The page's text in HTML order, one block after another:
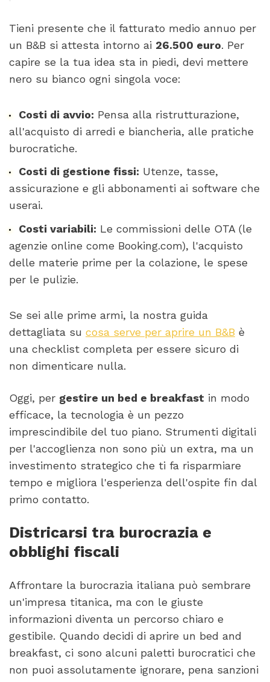
Tieni presente che il fatturato medio annuo per
un B&B si attesta intorno ai 26.500 euro. Per
capire se la tua idea sta in piedi, devi mettere
nero su bianco ogni singola voce:
Costi di avvio: Pensa alla ristrutturazione,
all'acquisto di arredi e biancheria, alle pratiche
burocratiche.
Costi di gestione fissi: Utenze, tasse,
assicurazione e gli abbonamenti ai software che
userai.
Costi variabili: Le commissioni delle OTA (le
agenzie online come Booking.com), l'acquisto
delle materie prime per la colazione, le spese
per le pulizie.
Se sei alle prime armi, la nostra guida
dettagliata su cosa serve per aprire un B&B è
una checklist completa per essere sicuro di
non dimenticare nulla.
Oggi, per gestire un bed e breakfast in modo
efficace, la tecnologia è un pezzo
imprescindibile del tuo piano. Strumenti digitali
per l'accoglienza non sono più un extra, ma un
investimento strategico che ti fa risparmiare
tempo e migliora l'esperienza dell'ospite fin dal
primo contatto.
Districarsi tra burocrazia e
obblighi fiscali
Affrontare la burocrazia italiana può sembrare
un'impresa titanica, ma con le giuste
informazioni diventa un percorso chiaro e
gestibile. Quando decidi di aprire un bed and
breakfast, ci sono alcuni paletti burocratici che
non puoi assolutamente ignorare, pena sanzioni